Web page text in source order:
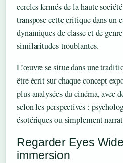
cercles fermés de la haute
transpose cette critique dans un
dynamiques de classe et de
similaritudes troublantes.
L’œuvre se situe dans une
être écrit sur chaque concept
plus analysées du cinéma, avec
selon les perspectives :
ésotériques ou simplement
Regarder Eyes
immersion